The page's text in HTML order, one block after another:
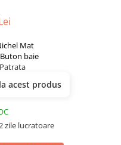
Mat
baie
Patrata
acest produs
zile lucratoare